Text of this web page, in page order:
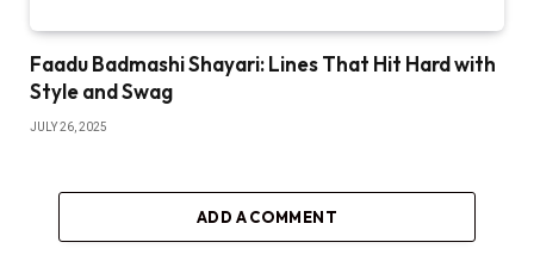
Faadu Badmashi Shayari: Lines That Hit Hard with
Style and Swag
JULY 26, 2025
ADD A COMMENT